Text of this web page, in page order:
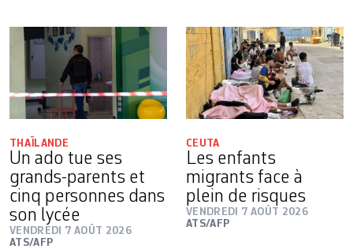
THAÏLANDE
Un ado tue ses
grands-parents et
cinq personnes dans
son lycée
VENDREDI 7 AOÛT 2026
ATS/AFP
CEUTA
Les enfants
migrants face à
plein de risques
VENDREDI 7 AOÛT 2026
ATS/AFP